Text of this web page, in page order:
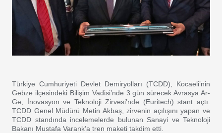
Türkiye Cumhuriyeti Devlet Demiryolları (TCDD), Kocaeli’nin
Gebze ilçesindeki Bilişim Vadisi’nde 3 gün sürecek Avrasya Ar-
Ge, İnovasyon ve Teknoloji Zirvesi’nde (Euritech) stant açtı.
TCDD Genel Müdürü Metin Akbaş, zirvenin açılışını yapan ve
TCDD standında incelemelerde bulunan Sanayi ve Teknoloji
Bakanı Mustafa Varank’a tren maketi takdim etti.